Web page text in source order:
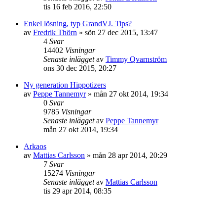
tis 16 feb 2016, 22:50
Enkel lösning, typ GrandVJ. Tips?
av Fredrik Thörn » sön 27 dec 2015, 13:47
4 Svar
14402 Visningar
Senaste inläggetav Timmy Qvarnström
ons 30 dec 2015, 20:27
Ny generation Hippotizers
av Peppe Tannemyr» mån 27 okt 2014, 19:34
0 Svar
9785 Visningar
Senaste inläggetav Peppe Tannemyr
mån 27 okt 2014, 19:34
Arkaos
av Mattias Carlsson » mån 28 apr 2014, 20:29
7 Svar
15274 Visningar
Senaste inläggetav Mattias Carlsson
tis 29 apr 2014, 08:35